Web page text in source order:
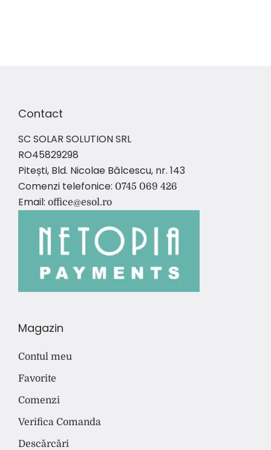
Contact
SC SOLAR SOLUTION SRL
RO45829298
Pitești, Bld. Nicolae Bălcescu, nr. 143
Comenzi telefonice: 0745 069 426
Email: office@esol.ro
Magazin
Contul meu
Favorite
Comenzi
Verifica Comanda
Descărcări